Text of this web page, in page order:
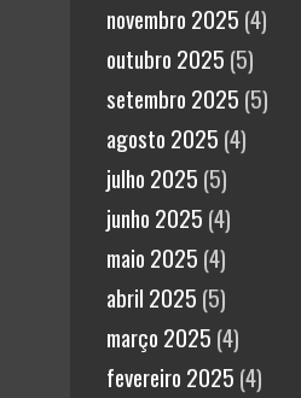
novembro 2025 (4)
outubro 2025 (5)
setembro 2025 (5)
agosto 2025 (4)
julho 2025 (5)
junho 2025 (4)
maio 2025 (4)
abril 2025 (5)
março 2025 (4)
fevereiro 2025 (4)